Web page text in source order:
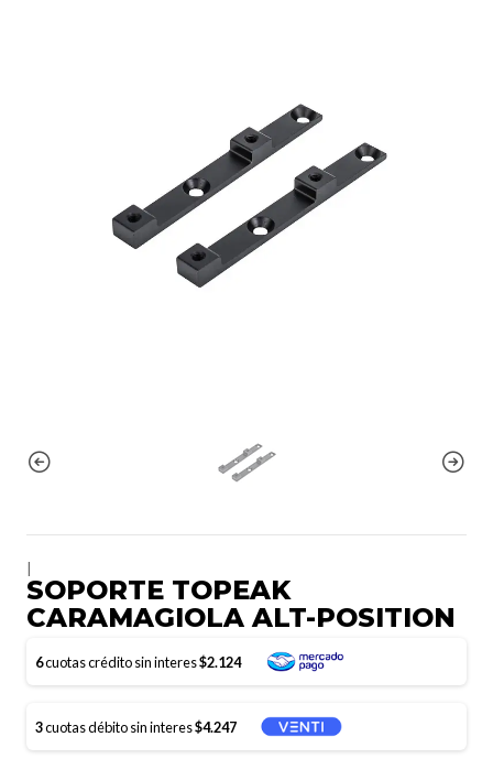
SOPORTE TOPEAK
CARAMAGIOLA ALT-POSITION
6cuotas crédito sin interes$2.124
3cuotas débito sin interes$4.247